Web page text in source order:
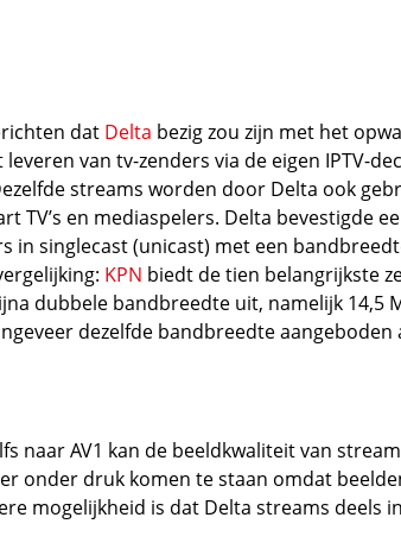
dat Delta bezig zou zijn met het
van tv-zenders via de eigen IPTV-
streams worden door Delta ook
TV’s en mediaspelers. Delta bevestigde
in singlecast (unicast) met een
KPN biedt de tien belangrijkste
dubbele bandbreedte uit, namelijk 14,5
dezelfde bandbreedte aangeboden
naar AV1 kan de beeldkwaliteit van
onder druk komen te staan omdat
mogelijkheid is dat Delta streams deels